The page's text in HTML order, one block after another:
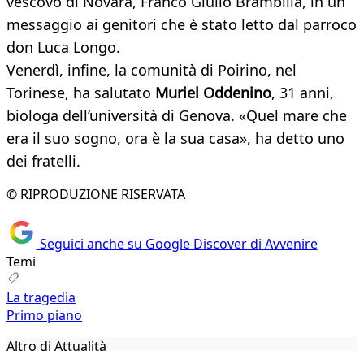
messaggio ai genitori che è stato letto dal parroco
don Luca Longo.
Venerdì, infine, la comunità di Poirino, nel
Torinese, ha salutato Muriel Oddenino, 31 anni,
biologa dell’università di Genova. «Quel mare che
era il suo sogno, ora è la sua casa», ha detto uno
dei fratelli.
© RIPRODUZIONE RISERVATA
Seguici anche su Google Discover di Avvenire
Temi
La tragedia
Primo piano
Altro di Attualità